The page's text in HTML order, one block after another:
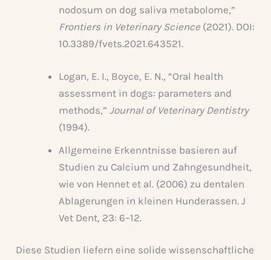
nodosum on dog saliva metabolome,”
Frontiers in Veterinary Science (2021). DOI:
10.3389/fvets.2021.643521.
Logan, E. I., Boyce, E. N., “Oral health
assessment in dogs: parameters and
methods,”Journal of Veterinary Dentistry
(1994).
Allgemeine Erkenntnisse basieren auf
Studien zu Calcium und Zahngesundheit,
wie von Hennet et al. (2006) zu dentalen
Ablagerungen in kleinen Hunderassen. J
Vet Dent, 23: 6–12.
Diese Studien liefern eine solide wissenschaftliche